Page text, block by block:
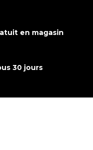
en magasin
30 jours